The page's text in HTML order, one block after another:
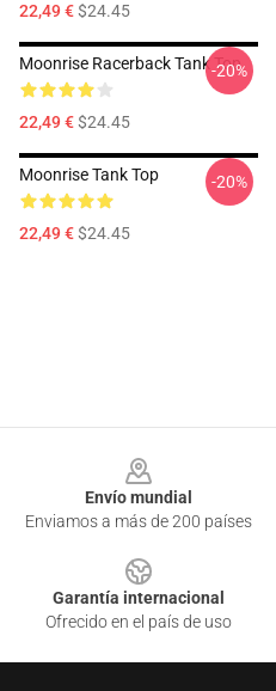
22,49 €$24.45
Moonrise Racerback Tank Top
22,49 €$24.45
-20%
Moonrise Tank Top
22,49 €$24.45
-20%
Envío mundial
Enviamos a más de 200 países
Garantía internacional
Ofrecido en el país de uso